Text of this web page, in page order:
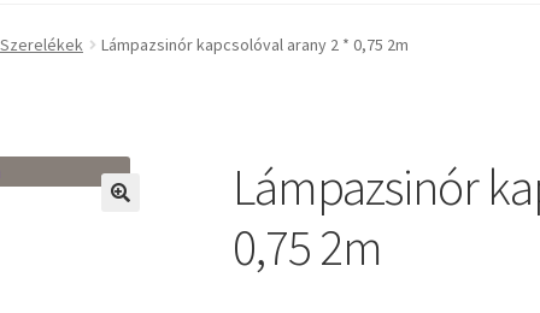
/ Workshopok Elérhetőségeink Fiókom Hírek
Lámpazsinór kapcsolóval arany 2 * 0,75 2m
Lámpazsinór
0,75 2m